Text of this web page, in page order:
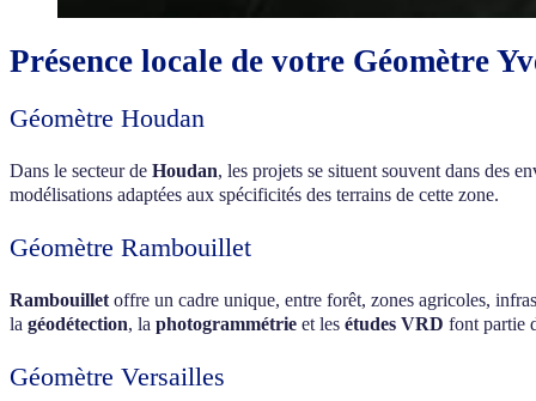
Présence locale de votre Géomètre
Géomètre Houdan
Dans le secteur de Houdan, les projets se situent souvent dans des
modélisations adaptées aux spécificités des terrains de cette zone.
Géomètre Rambouillet
Rambouilletoffre un cadre unique, entre forêt, zones agricoles,
la géodétection, la photogrammétrie et les études VRD font partie
Géomètre Versailles